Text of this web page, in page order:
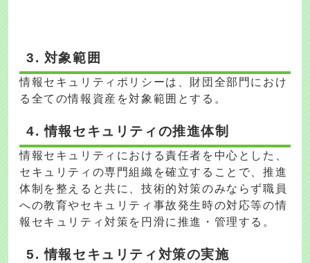
3. 対象範囲
情報セキュリティポリシーは、財団全部門におけ
る全ての情報資産を対象範囲とする。
4. 情報セキュリティの推進体制
情報セキュリティにおける責任者を中心とした、
セキュリティの専門組織を確立することで、推進
体制を整えると共に、技術的対策のみならず職員
への教育やセキュリティ事故発生時の対応等の情
報セキュリティ対策を円滑に推進・管理する。
5. 情報セキュリティ対策の実施